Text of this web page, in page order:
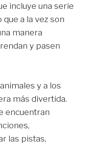
incluye una serie
a la vez son
manera
y pasen
y a los
más divertida.
encuentran
las pistas,